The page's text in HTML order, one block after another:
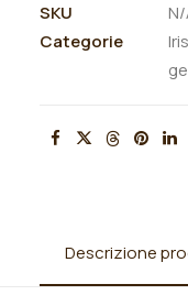
SKU
Categorie
Iris
Descrizione